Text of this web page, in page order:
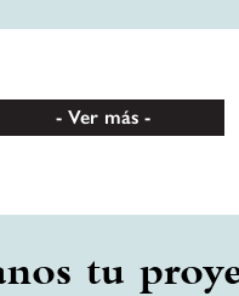
Ver más
tu